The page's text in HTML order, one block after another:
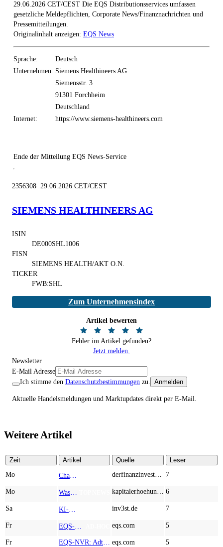
29.06.2026 CET/CEST Die EQS Distributionsservices umfassen
gesetzliche Meldepflichten, Corporate News/Finanznachrichten und
Pressemitteilungen.
Originalinhalt anzeigen: EQS News
Sprache:
Deutsch
Unternehmen: Siemens Healthineers AG
Siemensstr. 3
91301 Forchheim
Deutschland
Internet:
https://www.siemens-healthineers.com
Ende der Mitteilung EQS News-Service
2356308 29.06.2026 CET/CEST
SIEMENS HEALTHINEERS AG
ISIN
DE000SHL1006
FISN
SIEMENS HEALTH/AKT O.N.
TICKER
FWB:SHL
Zum Unternehmensindex
Artikel bewerten
Fehler im Artikel gefunden?
Jetzt melden.
Newsletter
E-Mail Adresse
Ich stimme den Datenschutzbestimmungen zu. Anmelden
Aktuelle Handelsmeldungen und Marktupdates direkt per E-Mail.
Weitere Artikel
Zeit Artikel Quelle
Leser
Mo
7
Mo 6
Sa inv3st.de 7
Fr eqs.com 5
Fr eqs.com 5